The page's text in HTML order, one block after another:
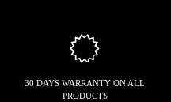
30 DAYS WARRANTY ON ALL
PRODUCTS